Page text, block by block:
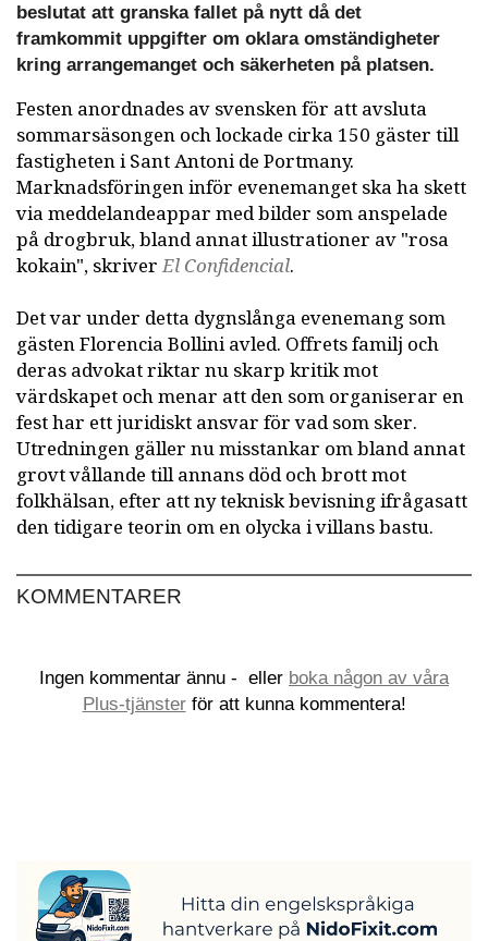
beslutat att granska fallet på nytt då det
framkommit uppgifter om oklara omständigheter
kring arrangemanget och säkerheten på platsen.
Festen anordnades av svensken för att avsluta
sommarsäsongen och lockade cirka 150 gäster till
fastigheten i Sant Antoni de Portmany.
Marknadsföringen inför evenemanget ska ha skett
via meddelandeappar med bilder som anspelade
på drogbruk, bland annat illustrationer av "rosa
kokain", skriverEl Confidencial.
Det var under detta dygnslånga evenemang som
gästen Florencia Bollini avled. Offrets familj och
deras advokat riktar nu skarp kritik mot
värdskapet och menar att den som organiserar en
fest har ett juridiskt ansvar för vad som sker.
Utredningen gäller nu misstankar om bland annat
grovt vållande till annans död och brott mot
folkhälsan, efter att ny teknisk bevisning ifrågasatt
den tidigare teorin om en olycka i villans bastu.
KOMMENTARER
Ingen kommentar ännu - eller boka någon av våra
Plus-tjänsterför att kunna kommentera!